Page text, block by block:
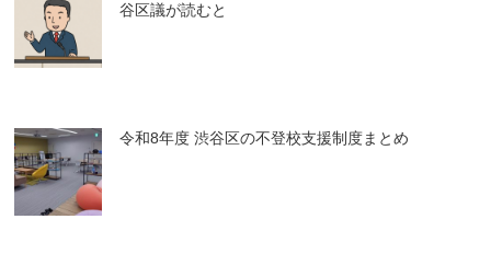
谷区議が読むと
令和8年度 渋谷区の不登校支援制度まとめ